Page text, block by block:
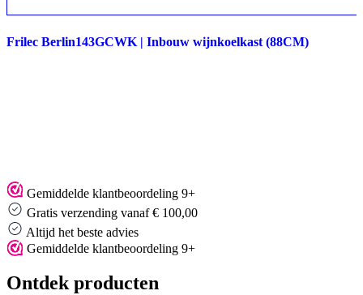
Frilec Berlin143GCWK | Inbouw wijnkoelkast (88CM)
Gemiddelde klantbeoordeling 9+
Gratis verzending vanaf € 100,00
Altijd het beste advies
Gemiddelde klantbeoordeling 9+
Ontdek producten